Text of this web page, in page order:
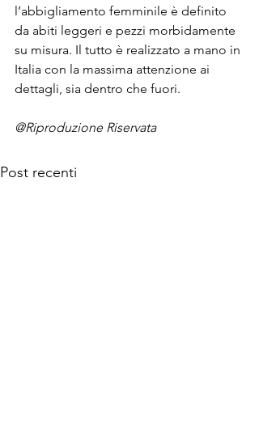
l’abbigliamento femminile è definito
da abiti leggeri e pezzi morbidamente
su misura. Il tutto è realizzato a mano in
Italia con la massima attenzione ai
dettagli, sia dentro che fuori.
@Riproduzione Riservata
Post recenti